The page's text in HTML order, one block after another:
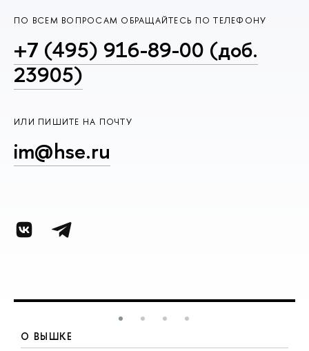
ПО ВСЕМ ВОПРОСАМ ОБРАЩАЙТЕСЬ ПО ТЕЛЕФОНУ
+7 (495) 916-89-00 (доб.
23905)
ИЛИ ПИШИТЕ НА ПОЧТУ
im@hse.ru
О ВЫШКЕ